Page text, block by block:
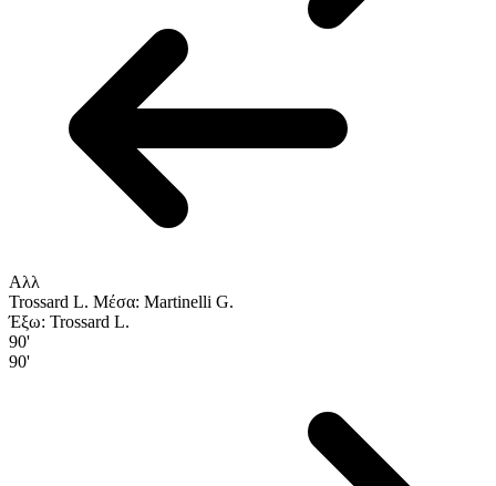
Αλλ
Trossard L. Μέσα: Martinelli G.
Έξω: Trossard L.
90'
90'